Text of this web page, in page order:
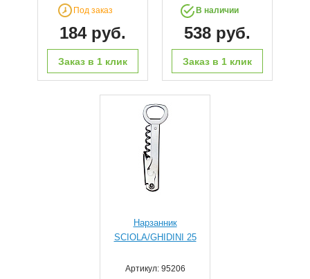
Под заказ
184 руб.
Заказ в 1 клик
В наличии
538 руб.
Заказ в 1 клик
Нарзанник
SCIOLA/GHIDINI 25
Артикул: 95206